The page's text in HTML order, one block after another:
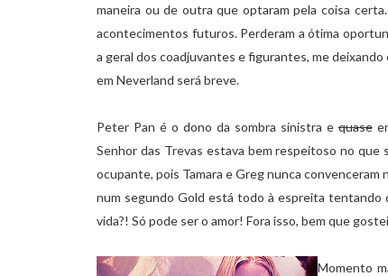
maneira ou de outra que optaram pela coisa
acontecimentos futuros. Perderam a ótima
a geral dos coadjuvantes e figurantes, me
em Neverland será breve.
Peter Pan é o dono da sombra sinistra equase
Senhor das Trevas estava bem respeitoso no que
ocupante, pois Tamara e Greg nunca convenceram
num segundo Gold está todo à espreita tentando
vida?! Só pode ser o amor! Fora isso, bem que
Momento